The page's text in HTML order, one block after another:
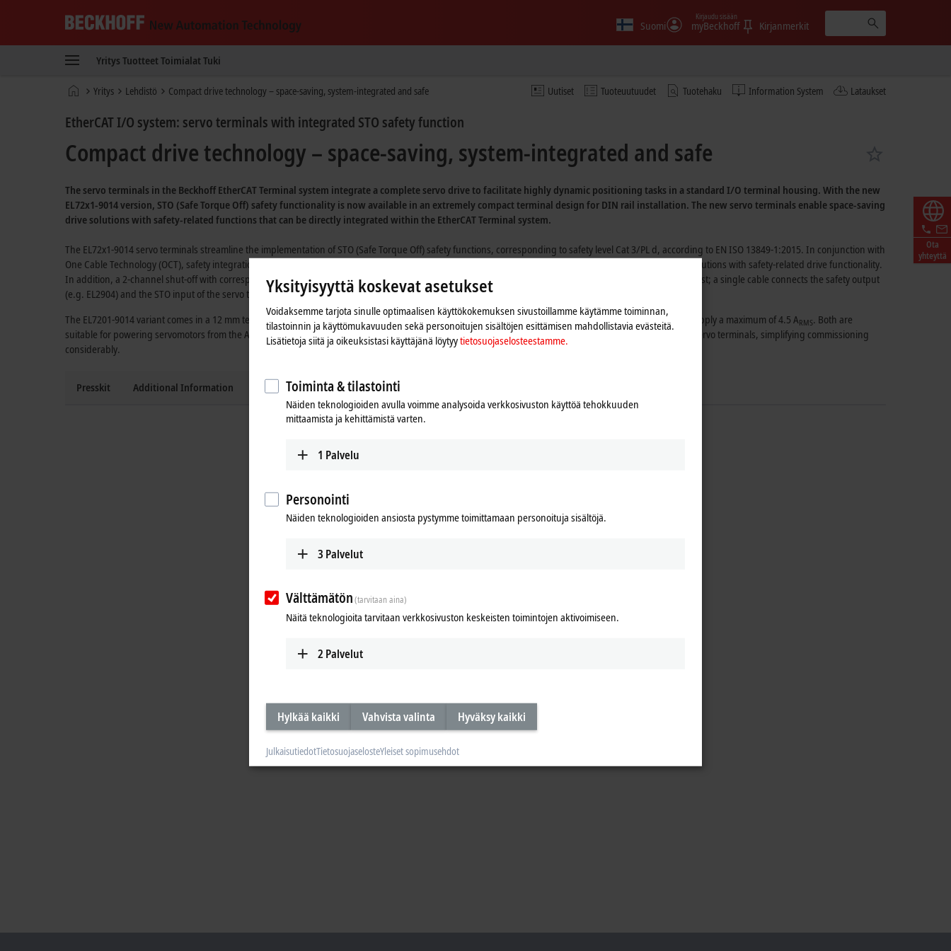
New
Technology
Suomi myBeckhoff
Kirjaudu sisään
Kirjanmerkit
Yritys Tuotteet Toimialat Tuki
Uutiset Tuoteuutuudet Tuotehaku Information System Lataukset
KotisivuYritys Lehdistö Compact drive technology – space-saving, system-integrated and safe
Ota
yhteyttä
EtherCAT I/O system: servo terminals with integrated STO safety function
Compact drive technology – space-saving, system-integrated and safe
The servo terminals in the Beckhoff EtherCAT Terminal system integrate a complete servo drive to facilitate highly dynamic positioning tasks in a standard I/O terminal housing. With the new
EL72x1-9014version, STO (SafeTorque Off) safety functionality is now available in an extremely compact terminal design for DIN rail installation. The new servo terminals enable space-saving
drive solutions with safety-related functions that can be directly integrated within the EtherCAT Terminal system.
The EL72x1-9014 servo terminals streamline the implementation of STO (Safe Torque Off) safety functions, corresponding to safety level Cat 3/PL d, according to EN ISO 13849-1:2015. In conjunction with
One Cable Technology (OCT), safety integration in an I/O terminal form factor results in a heightened ability to implement space-saving and solutions with safety-related drive functionality.
In addition, a 2-channel shut-offwith corresponding contactors in the motor cable provides a considerable reduction in cabling, space requirements and cost; a single cable connects the safety output
(e.g. EL2904) and the STO input of the servo terminal. In addition, the OCT solution minimises cable costs and space needed for the motor connection.
The EL7201-9014 variant comes in a 12 mm terminal housing and supplies an output current of up to2.8 ARMS, while the24 mm EL7211-9014version can supply a maximum of4.5 ARMS. Both are
suitable for powering servomotors from the AM8100 series. The integrated electronic type plate of the AM8100 motors can beread-inautomatically by the servo terminals, simplifying commissioning
considerably.
Presskit Additional Information Press contact
Yksityisyyttä koskevat asetukset
Voidaksemme tarjota sinulle optimaalisen käyttökokemuksen sivustoillamme käytämme toiminnan,
tilastoinnin ja käyttömukavuuden sekä personoitujen sisältöjen esittämisen mahdollistavia evästeitä.
Lisätietoja siitä ja oikeuksistasi käyttäjänä löytyytietosuojaselosteestamme.
Toiminta & tilastointi
Näiden teknologioiden avulla voimme analysoida verkkosivuston käyttöä tehokkuuden
mittaamista ja kehittämistä varten.
1 Palvelu
Personointi
Näiden teknologioiden ansiosta pystymme toimittamaan personoituja sisältöjä.
3 Palvelut
Välttämätön(tarvitaan aina)
Näitä teknologioita tarvitaan verkkosivuston keskeisten toimintojen aktivoimiseen.
2 Palvelut
Hylkää kaikki Vahvista valinta Hyväksy kaikki
JulkaisutiedotTietosuojaselosteYleiset sopimusehdot